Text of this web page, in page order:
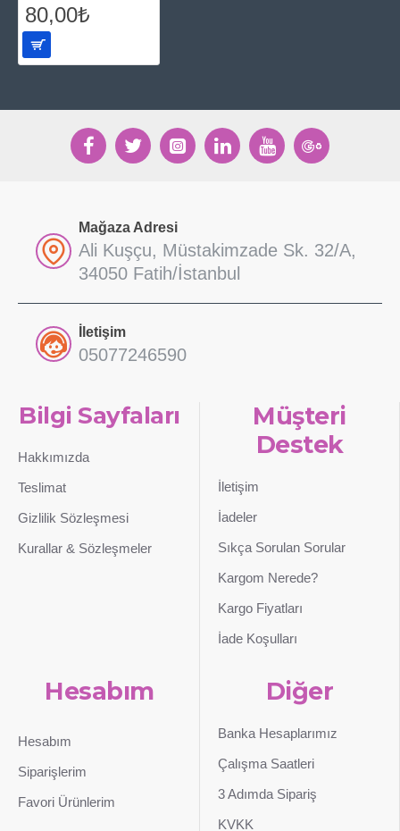
80,00₺
Mağaza Adresi
Ali Kuşçu, Müstakimzade Sk. 32/A,
34050 Fatih/İstanbul
İletişim
05077246590
Bilgi Sayfaları
Hakkımızda
Teslimat
Gizlilik Sözleşmesi
Kurallar & Sözleşmeler
Müşteri
Destek
İletişim
İadeler
Sıkça Sorulan Sorular
Kargom Nerede?
Kargo Fiyatları
İade Koşulları
Hesabım
Hesabım
Siparişlerim
Favori Ürünlerim
Diğer
Banka Hesaplarımız
Çalışma Saatleri
3 Adımda Sipariş
KVKK